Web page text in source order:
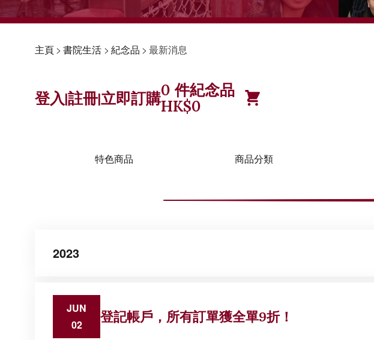
主頁> 書院生活 > 紀念品 > 最新消息
登入|註冊|立即訂購0 件紀念品
HK$0
特色商品 商品分類
2023
JUN
02
登記帳戶，所有訂單獲全單9折！